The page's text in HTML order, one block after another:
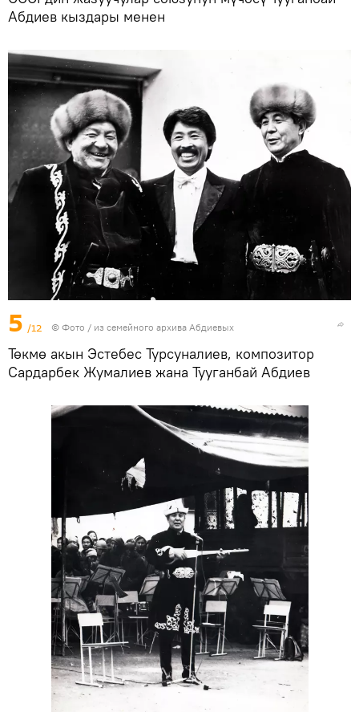
Абдиев кыздары менен
5 /12 © Фото / из семейного архива Абдиевых
Төкмө акын Эстебес Турсуналиев, композитор
Сардарбек Жумалиев жана Тууганбай Абдиев